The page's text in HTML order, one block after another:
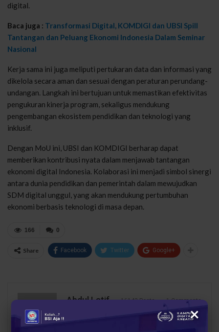
digital.
Baca juga : Transformasi Digital, KOMDIGI dan UBSI Spill
Tantangan dan Peluang Ekonomi Indonesia Dalam Seminar
Nasional
Kerja sama ini juga meliputi pertukaran data dan informasi yang
dikelola secara aman dan sesuai dengan peraturan perundang-
undangan. Langkah ini bertujuan untuk memastikan efektivitas
pengukuran kinerja program, sekaligus mendukung
pengembangan ekosistem pendidikan dan teknologi yang
inklusif.
Dengan MoU ini, UBSI dan KOMDIGI berharap dapat
memberikan kontribusi nyata dalam menjawab tantangan
ekonomi digital Indonesia. Kolaborasi ini menjadi simbol sinergi
antara dunia pendidikan dan pemerintah dalam mewujudkan
SDM digital unggul, yang akan mendukung pertumbuhan
ekonomi berbasis teknologi di masa depan.
0
166
Share Facebook Twitter Google+
Abdul Latif 16143 Posts 1 Comments
×